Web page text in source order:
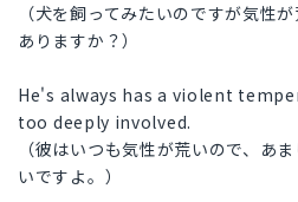
（犬を飼ってみたいのですが気性
ありますか？）
He's always has a violent
too deeply involved.
（彼はいつも気性が荒いので、あ
いですよ。）